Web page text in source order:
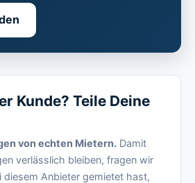
Kunde? Teile Deine
von echten Mietern. Damit
verlässlich bleiben, fragen wir
diesem Anbieter gemietet hast,